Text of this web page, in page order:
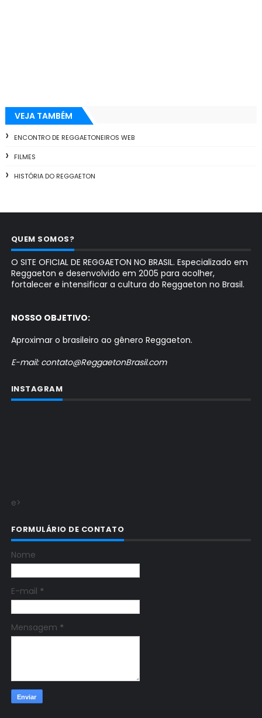
VEJA TAMBÉM
ENCONTRO DE REGGAETONEIROS WEB
FILMES
HISTÓRIA DO REGGAETON
QUEM SOMOS?
O SITE OFICIAL DE REGGAETON NO BRASIL. Especializado em
Reggaeton e desenvolvido em 2005 para acolher,
fortalecer e intensificar a cultura do Reggaeton no Brasil.
NOSSO OBJETIVO:
Aproximar o brasileiro ao gênero Reggaeton.
E-mail: contato@ReggaetonBrasil.com
INSTAGRAM
e>
FORMULÁRIO DE CONTATO
Nome
E-mail *
Mensagem *